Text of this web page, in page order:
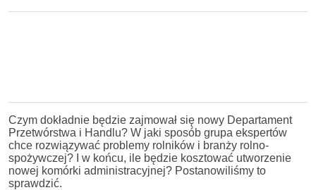
Czym dokładnie będzie zajmował się nowy Departament
Przetwórstwa i Handlu? W jaki sposób grupa ekspertów
chce rozwiązywać problemy rolników i branży rolno-
spożywczej? I w końcu, ile będzie kosztować utworzenie
nowej komórki administracyjnej? Postanowiliśmy to
sprawdzić.